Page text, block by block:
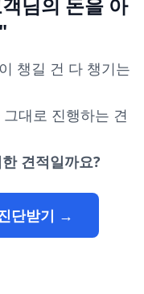
챙길 건 다 챙기는
대로 진행하는 견
견적일까요?
단받기 →